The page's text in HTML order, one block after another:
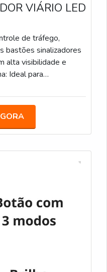
VIÁRIO LED
de tráfego,
bastões sinalizadores
alta visibilidade e
Ideal para
Recarregável: Com
e controle de
Com LED integrado e